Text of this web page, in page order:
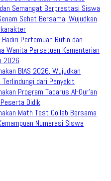
Semangat Berprestasi Siswa
Sehat Bersama, Wujudkan
Pertemuan Rutin dan
Wanita Persatuan Kementerian
2026
BIAS 2026, Wujudkan
dari Penyakit
Program Tadarus Al-Qur’an
Didik
Math Test Collab Bersama
Numerasi Siswa